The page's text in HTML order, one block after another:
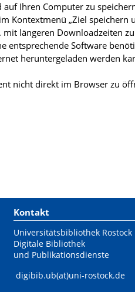
Ihren Computer zu
Kontextmenü „Ziel speichern
längeren Downloadzeiten
entsprechende Software
heruntergeladen werden
nicht direkt im Browser zu
Kontakt
Universitätsbibliothek Rostock
Digitale Bibliothek
und Publikationsdienste
digibib.ub(at)uni-rostock.de